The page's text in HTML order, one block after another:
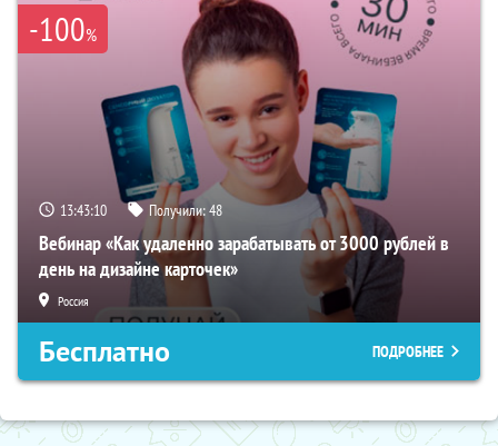
-100%
13:43:09 Получили:48
Вебинар «Как удаленно зарабатывать от 3000 рублей в
день на дизайне карточек»
Россия
Бесплатно ПОДРОБНЕЕ